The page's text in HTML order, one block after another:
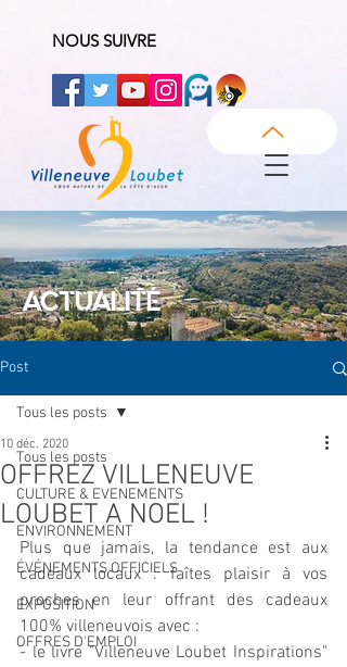
NOUS SUIVRE
ACTUALITÉ
Post
Tous les posts
CULTURE & EVENEMENTS
ENVIRONNEMENT
ÉVÉNEMENTS OFFICIELS
EXPOSITION
OFFRES D'EMPLOI
Tous les posts
OFFREZ VILLENEUVE
LOUBET A NOEL !
10 déc. 2020
Plus que jamais, la tendance est aux
cadeaux locaux : faîtes plaisir à vos
proches en leur offrant des cadeaux
100% villeneuvois avec :
- le livre "Villeneuve Loubet Inspirations"